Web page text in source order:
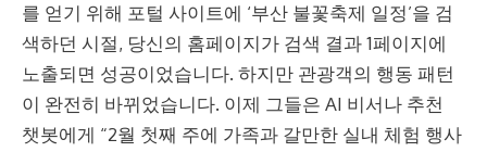
를 얻기 위해 포털 사이트에 ‘부산 불꽃축제 일정’을 검
색하던 시절, 당신의 홈페이지가 검색 결과 1페이지에
노출되면 성공이었습니다. 하지만 관광객의 행동 패턴
이 완전히 바뀌었습니다. 이제 그들은 AI 비서나 추천
챗봇에게 “2월 첫째 주에 가족과 갈만한 실내 체험 행사